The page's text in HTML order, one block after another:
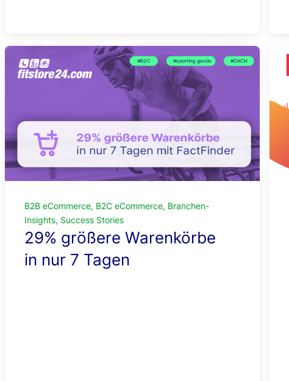
B2B eCommerce, B2C eCommerce, Branchen-
Insights, Success Stories
29% größere Warenkörbe
in nur 7 Tagen